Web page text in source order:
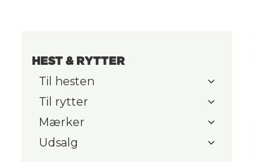
HEST & RYTTER
Til hesten
Til rytter
Mærker
Udsalg